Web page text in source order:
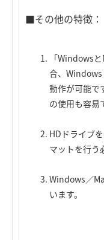
■その他の特徴：
「Windows
合、Windows
動作が可能で
の使用も容易
HDドライブ
マットを行う
Windows／
います。